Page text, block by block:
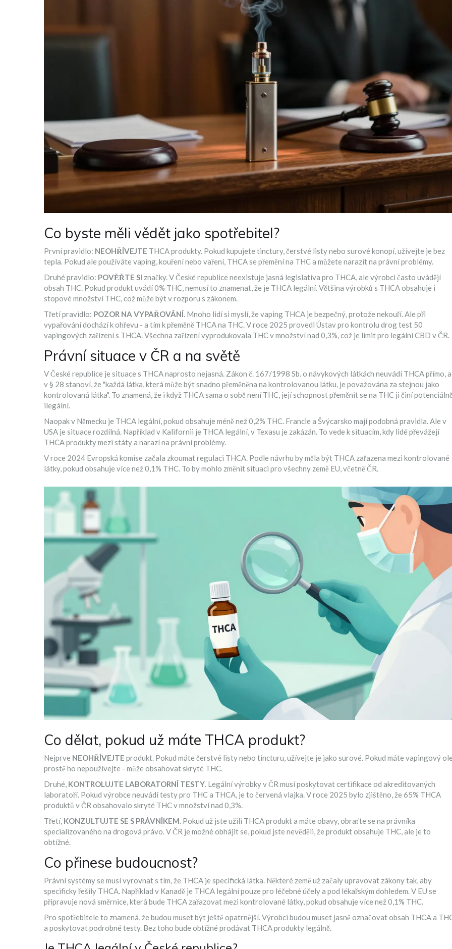
Co byste měli vědět jako spotřebitel?
První pravidlo: NEOHŘÍVEJTE THCA produkty. Pokud kupujete tinctury, čerstvé listy nebo surové konopí, užívejte je bez
tepla. Pokud ale používáte vaping, kouření nebo vaření, THCA se přemění na THC a můžete narazit na právní problémy.
Druhé pravidlo: POVĚŘTE SI značky. V České republice neexistuje jasná legislativa pro THCA, ale výrobci často uvádějí
obsah THC. Pokud produkt uvádí 0% THC, nemusí to znamenat, že je THCA legální. Většina výrobků s THCA obsahuje i
stopové množství THC, což může být v rozporu s zákonem.
Třetí pravidlo: POZOR NA VYPAŘOVÁNÍ. Mnoho lidí si myslí, že vaping THCA je bezpečný, protože nekouří. Ale při
vypařování dochází k ohřevu - a tím k přeměně THCA na THC. V roce 2025 provedl Ústav pro kontrolu drog test 50
vapingových zařízení s THCA. Všechna zařízení vyprodukovala THC v množství nad 0,3%, což je limit pro legální CBD v ČR.
Právní situace v ČR a na světě
V České republice je situace s THCA naprosto nejasná. Zákon č. 167/1998 Sb. o návykových látkách neuvádí THCA přímo,
v § 28 stanoví, že "každá látka, která může být snadno přeměněna na kontrolovanou látku, je považována za stejnou jako
kontrolovaná látka". To znamená, že i když THCA sama o sobě není THC, její schopnost přeměnit se na THC ji činí
ilegální.
Naopak v Německu je THCA legální, pokud obsahuje méně než 0,2% THC. Francie a Švýcarsko mají podobná pravidla. Ale v
USA je situace rozdílná. Například v Kalifornii je THCA legální, v Texasu je zakázán. To vede k situacím, kdy lidé převážejí
THCA produkty mezi státy a narazí na právní problémy.
V roce 2024 Evropská komise začala zkoumat regulaci THCA. Podle návrhu by měla být THCA zařazena mezi kontrolované
látky, pokud obsahuje více než 0,1% THC. To by mohlo změnit situaci pro všechny země EU, včetně ČR.
Co dělat, pokud už máte THCA produkt?
Nejprve NEOHŘÍVEJTE produkt. Pokud máte čerstvé listy nebo tincturu, užívejte je jako surové. Pokud máte vapingový
prostě ho nepoužívejte - může obsahovat skryté THC.
Druhé, KONTROLUJTE LABORATORNÍ TESTY. Legální výrobky v ČR musí poskytovat certifikace od akreditovaných
laboratoří. Pokud výrobce neuvádí testy pro THC a THCA, je to červená vlajka. V roce 2025 bylo zjištěno, že 65% THCA
produktů v ČR obsahovalo skryté THC v množství nad 0,3%.
Třetí, KONZULTUJTE SE S PRÁVNÍKEM. Pokud už jste užili THCA produkt a máte obavy, obraťte se na právníka
specializovaného na drogová právo. V ČR je možné obhájit se, pokud jste nevěděli, že produkt obsahuje THC, ale je to
obtížné.
Co přinese budoucnost?
Právní systémy se musí vyrovnat s tím, že THCA je specifická látka. Některé země už začaly upravovat zákony tak, aby
specificky řešily THCA. Například v Kanadě je THCA legální pouze pro léčebné účely a pod lékařským dohledem. V EU se
připravuje nová směrnice, která bude THCA zařazovat mezi kontrolované látky, pokud obsahuje více než 0,1% THC.
Pro spotřebitele to znamená, že budou muset být ještě opatrnější. Výrobci budou muset jasně označovat obsah THCA a
a poskytovat podrobné testy. Bez toho bude obtížné prodávat THCA produkty legálně.